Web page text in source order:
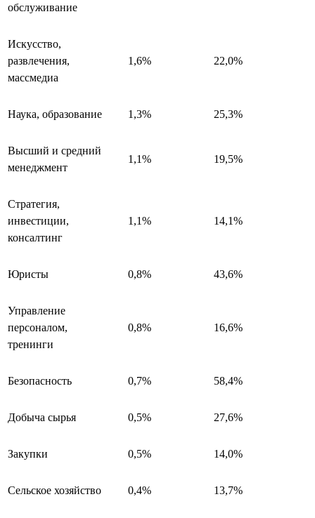
обслуживание
Искусство,
развлечения,
массмедиа
1,6% 22,0%
Наука, образование 1,3% 25,3%
Высший и средний
менеджмент
1,1% 19,5%
Стратегия,
инвестиции,
консалтинг
1,1% 14,1%
Юристы 0,8% 43,6%
Управление
персоналом,
тренинги
0,8% 16,6%
Безопасность 0,7% 58,4%
Добыча сырья 0,5% 27,6%
Закупки 0,5% 14,0%
Сельское хозяйство 0,4% 13,7%